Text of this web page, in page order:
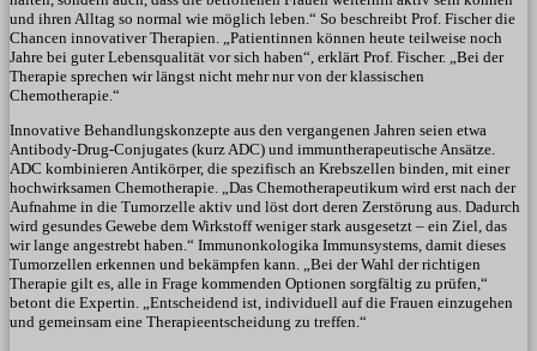
und ihren Alltag so normal wie möglich leben.“ So beschreibt Prof. Fischer die
Chancen innovativer Therapien. „Patientinnen können heute teilweise noch
Jahre bei guter Lebensqualität vor sich haben“, erklärt Prof. Fischer. „Bei der
Therapie sprechen wir längst nicht mehr nur von der klassischen
Chemotherapie.“
Innovative Behandlungskonzepte aus den vergangenen Jahren seien etwa
Antibody-Drug-Conjugates (kurz ADC) und immuntherapeutische Ansätze.
ADC kombinieren Antikörper, die spezifisch an Krebszellen binden, mit einer
hochwirksamen Chemotherapie. „Das Chemotherapeutikum wird erst nach der
Aufnahme in die Tumorzelle aktiv und löst dort deren Zerstörung aus. Dadurch
wird gesundes Gewebe dem Wirkstoff weniger stark ausgesetzt – ein Ziel, das
wir lange angestrebt haben.“ Immunonkologika Immunsystems, damit dieses
Tumorzellen erkennen und bekämpfen kann. „Bei der Wahl der richtigen
Therapie gilt es, alle in Frage kommenden Optionen sorgfältig zu prüfen,“
betont die Expertin. „Entscheidend ist, individuell auf die Frauen einzugehen
und gemeinsam eine Therapieentscheidung zu treffen.“